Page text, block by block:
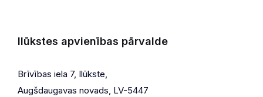
Ilūkstes apvienības pārvalde
Brīvības iela 7, Ilūkste,
Augšdaugavas novads, LV-5447